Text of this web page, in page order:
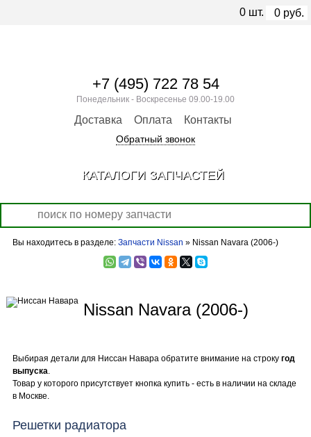
Вы находитесь в разделе: Запчасти Nissan » Nissan Navara (2006-)
Nissan Navara (2006-)
Выбирая детали для Ниссан Навара обратите внимание на строку год
выпуска.
Товар у которого присутствует кнопка купить - есть в наличии на складе
в Москве.
Решетки радиатора
+7 (495) 722 78 54
Понедельник - Воскресенье 09.00-19.00
Доставка Оплата Контакты
Обратный звонок
0 шт. 0 руб.
КАТАЛОГИ ЗАПЧАСТЕЙ